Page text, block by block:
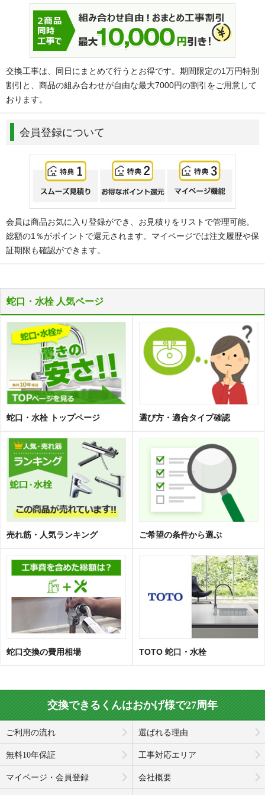
交換工事は、同日にまとめて行うとお得です。期間限定の1万円特別
割引と、商品の組み合わせが自由な最大7000円の割引をご用意して
おります。
会員登録について
会員は商品お気に入り登録ができ、お見積りをリストで管理可能。
総額の1％がポイントで還元されます。マイページでは注文履歴や保
証期限も確認ができます。
蛇口・水栓 人気ページ
蛇口・水栓 トップページ 選び方・適合タイプ確認
売れ筋・人気ランキング ご希望の条件から選ぶ
蛇口交換の費用相場 TOTO 蛇口・水栓
交換できるくんはおかげ様で27周年
ご利用の流れ 選ばれる理由
無料10年保証 工事対応エリア
マイページ・会員登録 会社概要